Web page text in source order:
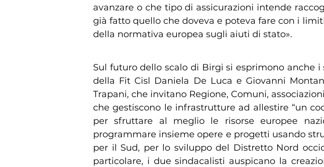
avanzare o che tipo di assicurazioni intende
già fatto quello che doveva e poteva fare con i
della normativa europea sugli aiuti di stato».
Sul futuro dello scalo di Birgi si esprimono anche i
della Fit Cisl Daniela De Luca e Giovanni
Trapani, che invitano Regione, Comuni,
che gestiscono le infrastrutture ad allestire “un
per sfruttare al meglio le risorse europee
programmare insieme opere e progetti usando
per il Sud, per lo sviluppo del Distretto Nord
particolare, i due sindacalisti auspicano la